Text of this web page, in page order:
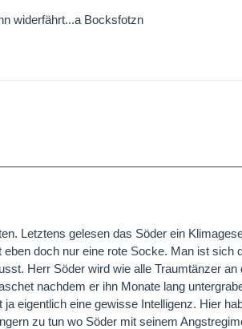
widerfährt...a Bocksfotzn
Letztens gelesen das Söder ein
doch nur eine rote Socke. Man ist sich
Herr Söder wird wie alle Traumtänzer
nachdem er ihn Monate lang
eigentlich eine gewisse Intelligenz. Hier
zu tun wo Söder mit seinem